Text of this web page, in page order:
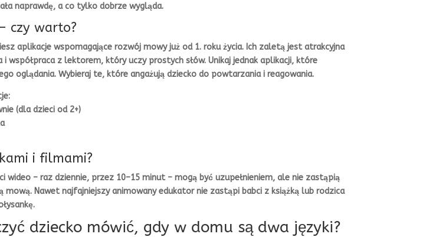
naprawdę, a co tylko dobrze wygląda.
czy warto?
aplikacje wspomagające rozwój mowy już od 1. roku życia. Ich zaletą jest atrakcyjna
współpraca z lektorem, który uczy prostych słów. Unikaj jednak aplikacji, które
oglądania. Wybieraj te, które angażują dziecko do powtarzania i reagowania.
(dla dzieci od 2+)
i filmami?
wideo – raz dziennie, przez 10–15 minut – mogą być uzupełnieniem, ale nie zastąpią
mową. Nawet najfajniejszy animowany edukator nie zastąpi babci z książką lub rodzica
dziecko mówić, gdy w domu są dwa języki?